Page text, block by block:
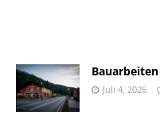
Juli 4, 2026